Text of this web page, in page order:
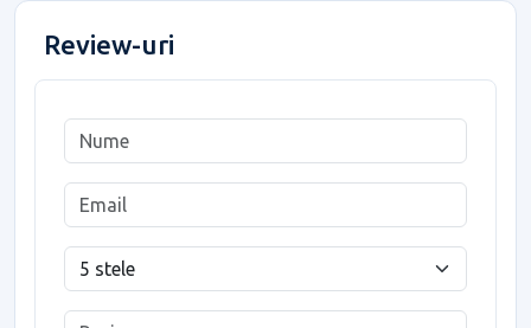
Review-uri